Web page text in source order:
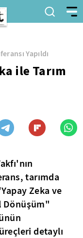
Yapıldı
ile Tarım
tarımda
Zeka ve
Dönüşüm"
detaylı